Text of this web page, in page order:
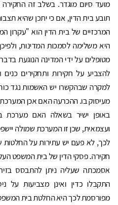
מועד סיום מוגדר. בשלב זה החקירה
תובע בית הדין, אם כי יתכן שהיא
המרכזיים של בית הדין הוא "עקרון
היא משלימה לסמכות המדינות,
מטופלים על ידי המדינה הנוגעת
להצביע על חקירות ותחקירים כנים
למקרה שבהקשרו יש האשמות נגד
מעיסוק בו. ההכרעה האם אכן
באופן ישיר בשאלה האם מערכת
ועצמאית, שכן זו המערכת שמולה
לכך, לא פעם יש עתירות על החלטות
חקירה. פסקי הדין של בית המשפט
אסמכתה שעליה ניתן להתבסס
התקבלו כדין ואינן מצביעות על
מפורסמת לכך היא החלטת בית